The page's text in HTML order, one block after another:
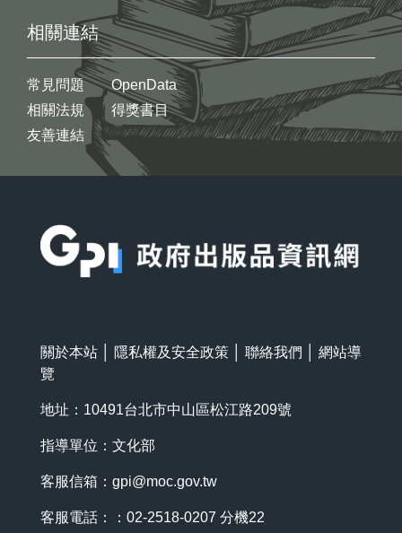
相關連結
常見問題
相關法規
友善連結
OpenData
得獎書目
關於本站 隱私權及安全政策 聯絡我們
網站導
覽
地址：10491台北市中山區松江路209號
指導單位：文化部
客服信箱： gpi@moc.gov.tw
客服電話：：02-2518-0207 分機22